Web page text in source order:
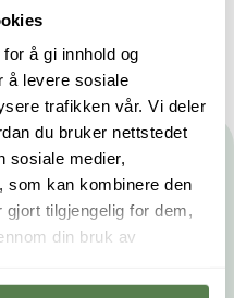
å gi innhold og
å levere sosiale
trafikken vår. Vi deler
du bruker nettstedet
sosiale medier,
som kan kombinere den
tilgjengelig for dem,
din bruk av
og få nyhetsbrev fra
melde deg av.